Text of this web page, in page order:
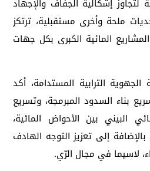
لتجاوز إشكالية الجفاف والإجهاد
ملحة وأخرى مستقبلية، ترتكز
المائية الكبرى بكل جهات
الجهوية الترابية المستدامة، أكد
بناء السدود المبرمجة، وتسريع
البيني بين الأحواض المائية،
إلى تعزيز التوجه الهادف
لاسيما في مجال الرّي.